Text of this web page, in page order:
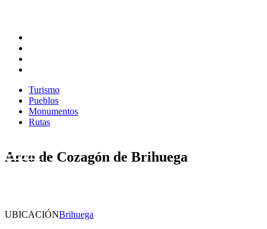
Turismo
Pueblos
Monumentos
Rutas
Arco de Cozagón de Brihuega
UBICACIÓNBrihuega